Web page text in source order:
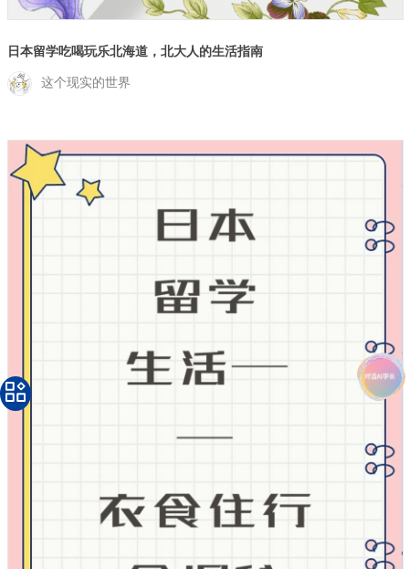
日本留学吃喝玩乐北海道，北大人的生活指南
这个现实的世界